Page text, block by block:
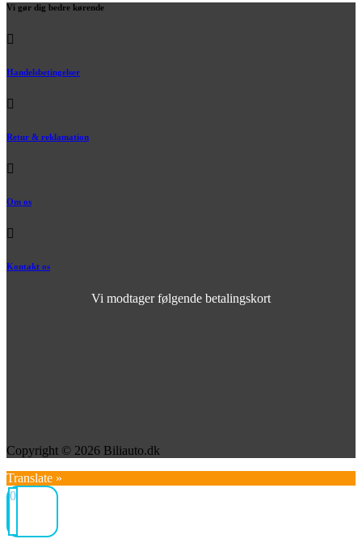
Vi gør dig bedre kørende
Handelsbetingelser
Retur & reklamation
Om os
Kontakt os
Vi modtager følgende betalingskort
Copyright © 2026 Biliauto.dk
Translate »
0